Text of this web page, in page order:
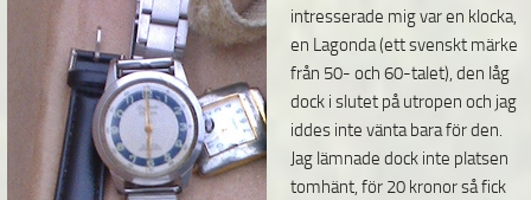
intresserade mig var en klocka,
en Lagonda (ett svenskt märke
från 50- och 60-talet), den låg
dock i slutet på utropen och jag
iddes inte vänta bara för den.
Jag lämnade dock inte platsen
tomhänt, för 20 kronor så fick